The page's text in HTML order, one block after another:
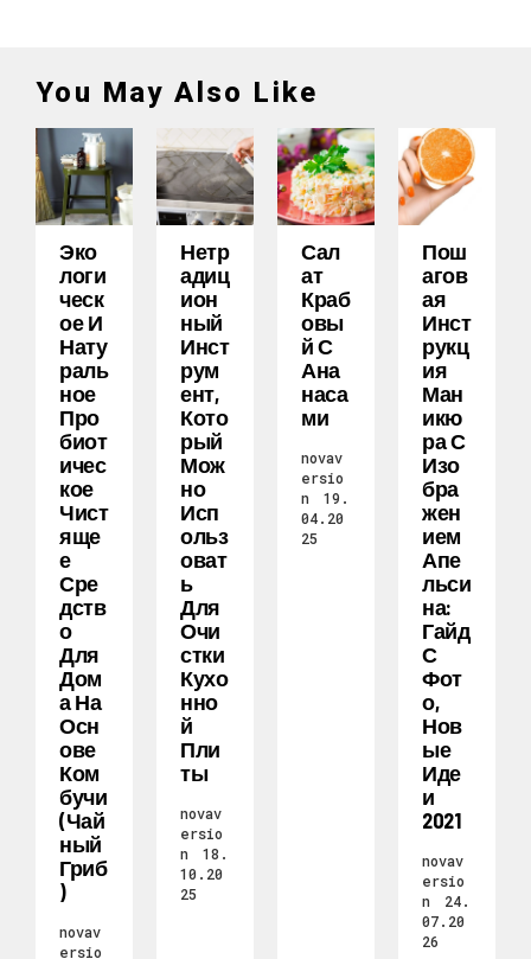
You May Also Like
Эко
Логи
Ческ
Ое И
Нату
Раль
Ное
Про
Биот
Ичес
Кое
Чист
Яще
Е
Сре
Дств
О
Для
Дом
А На
Осн
Ове
Ком
Бучи
(чай
Ный
Гриб
)
novav
ersio
Нетр
Адиц
Ион
Ный
Инст
Рум
Ент,
Кото
Рый
Мож
Но
Исп
Ольз
Оват
Ь
Для
Очи
Стки
Кухо
Нно
Й
Пли
Ты
novav
ersio
n
18.
10.20
25
Сал
Ат
Краб
Овы
Й С
Ана
Наса
Ми
novav
ersio
n
19.
04.20
25
Пош
Агов
Ая
Инст
Рукц
Ия
Ман
Икю
Ра С
Изо
Бра
Жен
Ием
Апе
Льси
На:
Гайд
С
Фот
О,
Нов
Ые
Иде
И
2021
novav
ersio
n
24.
07.20
26